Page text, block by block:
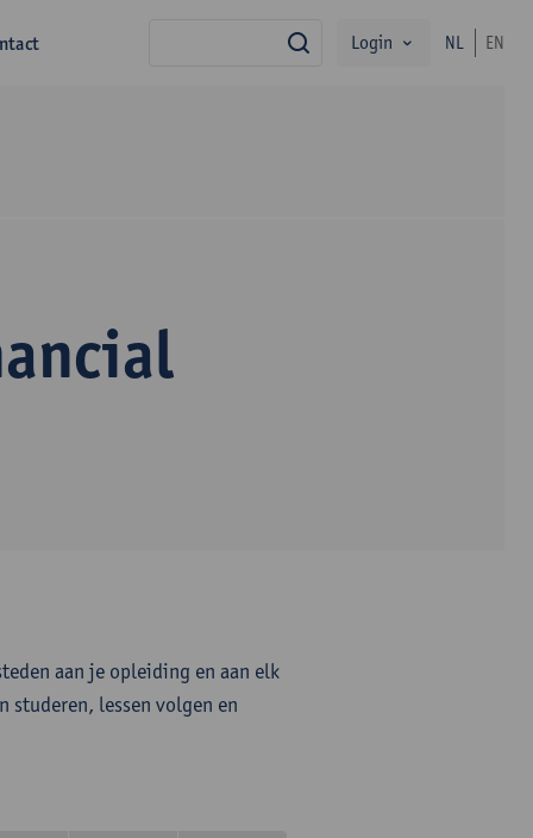
zoekLogin NL EN
aan je opleiding en aan elk
lessen volgen en